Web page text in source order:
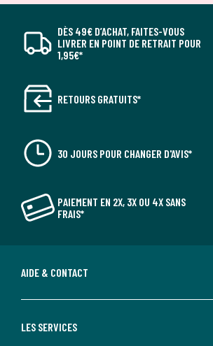
DÈS 49€ D’ACHAT, FAITES-VOUS
LIVRER EN POINT DE RETRAIT POUR
1,95€*
RETOURS GRATUITS*
30 JOURS POUR CHANGER D'AVIS*
PAIEMENT EN 2X, 3X OU 4X SANS
FRAIS*
AIDE & CONTACT
LES SERVICES